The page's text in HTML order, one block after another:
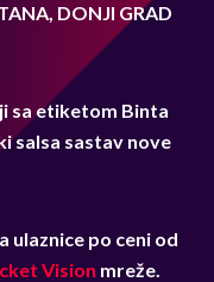
DONJI GRAD
sa etiketom Binta
salsa sastav nove
ulaznice po ceni od
Vision mreže.